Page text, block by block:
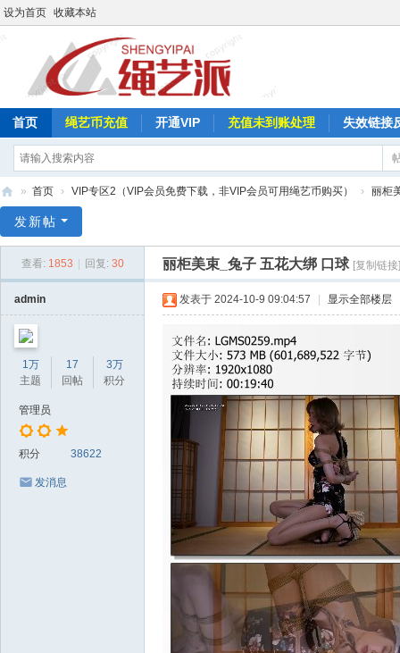
设为首页 收藏本站
首页 绳艺币充值 开通VIP 充值未到账处理 失效链接
艺
» 首页 › VIP专区2（VIP会员免费下载，非VIP会员可用绳艺币购买） › 丽柜
发新帖
查看: 1853 回复: 30 丽柜美束_兔子 五花大绑 口球 [复制链接]
admin
1万
主题
17
回帖
3万
积分
管理员
积分 38622
发消息
发表于 2024-10-9 09:04:57 显示全部楼层